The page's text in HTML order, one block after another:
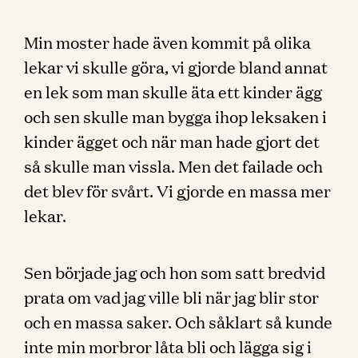
Min moster hade även kommit på olika
lekar vi skulle göra, vi gjorde bland annat
en lek som man skulle äta ett kinder ägg
och sen skulle man bygga ihop leksaken i
kinder ägget och när man hade gjort det
så skulle man vissla. Men det failade och
det blev för svårt. Vi gjorde en massa mer
lekar.
Sen började jag och hon som satt bredvid
prata om vad jag ville bli när jag blir stor
och en massa saker. Och såklart så kunde
inte min morbror låta bli och lägga sig i